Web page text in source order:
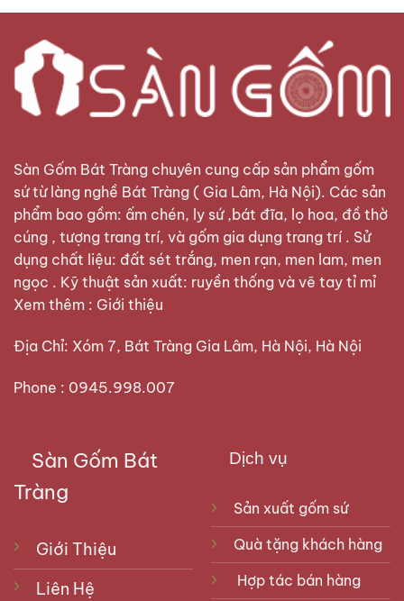
Sàn Gốm Bát Tràng chuyên cung cấp sản phẩm gốm
sứ từ làng nghề Bát Tràng ( Gia Lâm, Hà Nội). Các sản
phẩm bao gồm: ấm chén, ly sứ ,bát đĩa, lọ hoa, đồ thờ
cúng , tượng trang trí, và gốm gia dụng trang trí . Sử
dụng chất liệu: đất sét trắng, men rạn, men lam, men
ngọc . Kỹ thuật sản xuất: ruyền thống và vẽ tay tỉ mỉ
Xem thêm : Giới thiệu
Địa Chỉ: Xóm 7, Bát Tràng Gia Lâm, Hà Nội, Hà Nội
Phone : 0945.998.007
Sàn Gốm Bát
Tràng
Giới Thiệu
Liên Hệ
Dịch vụ
Sản xuất gốm sứ
Quà tặng khách hàng
Hợp tác bán hàng